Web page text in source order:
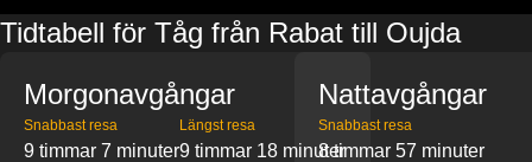
Tidtabell för Tåg från Rabat till Oujda
Morgonavgångar
Snabbast resa
9 timmar 7 minuter
Längst resa
9 timmar 18 minuter
Nattavgångar
Snabbast resa
8 timmar 57 minuter